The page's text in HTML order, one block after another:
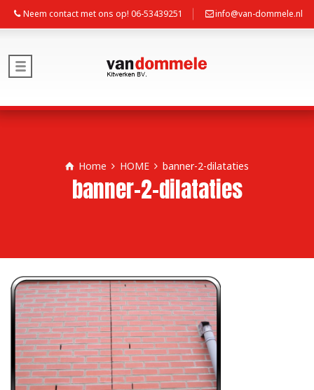
Neem contact met ons op! 06-53439251 info@van-dommele.nl
Home HOME banner-2-dilataties
banner-2-dilataties